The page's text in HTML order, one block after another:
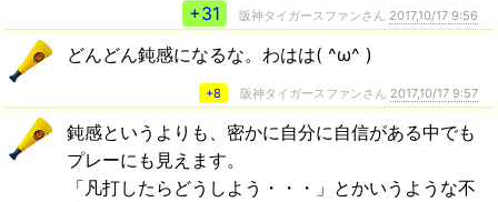
+31
阪神タイガースファンさん 2017,10/17 9:56
どんどん鈍感になるな。わはは( ^ω^ )
+8 阪神タイガースファンさん 2017,10/17 9:57
鈍感というよりも、密かに自分に自信がある中でも
プレーにも見えます。
「凡打したらどうしよう・・・」とかいうような不